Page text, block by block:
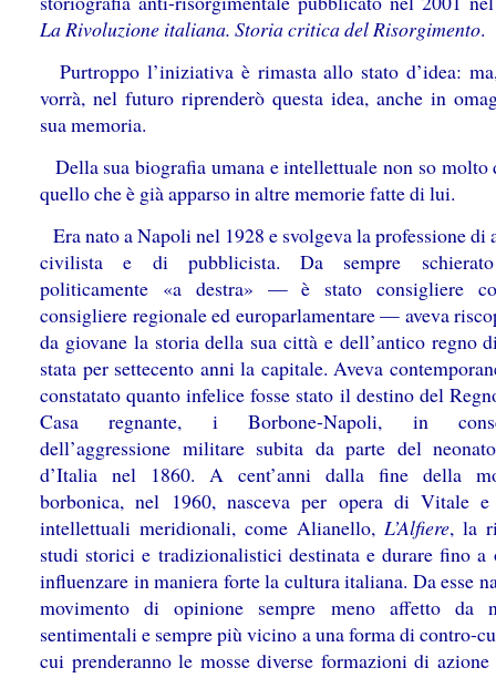
La Rivoluzione italiana. Storia critica del Risorgimento.
Purtroppo l’iniziativa è rimasta allo stato d’idea:
vorrà, nel futuro riprenderò questa idea, anche in
sua memoria.
Della sua biografia umana e intellettuale non so
quello che è già apparso in altre memorie fatte di lui.
Era nato a Napoli nel 1928 e svolgeva la professione di
civilista e di pubblicista. Da sempre
politicamente «a destra» — è stato consigliere
consigliere regionale ed europarlamentare — aveva
da giovane la storia della sua città e dell’antico regno
stata per settecento anni la capitale. Aveva
constatato quanto infelice fosse stato il destino del
Casa regnante, i Borbone-Napoli, in
dell’aggressione militare subita da parte del
d’Italia nel 1860. A cent’anni dalla fine della
borbonica, nel 1960, nasceva per opera di Vitale
intellettuali meridionali, come Alianello, L’Alfiere, la
studi storici e tradizionalistici destinata e durare fino a
influenzare in maniera forte la cultura italiana. Da esse
movimento di opinione sempre meno affetto da
sentimentali e sempre più vicino a una forma di contro-
cui prenderanno le mosse diverse formazioni di